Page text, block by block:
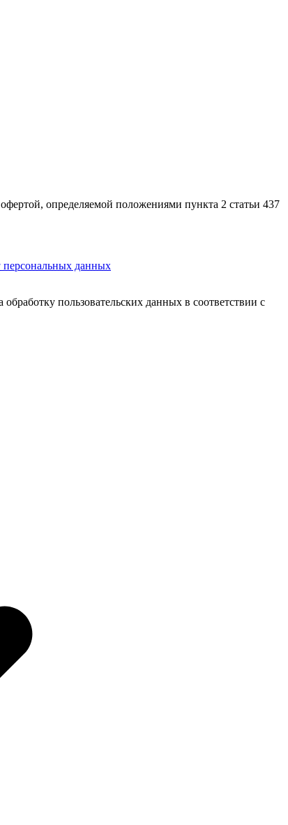
определяемой положениями пункта 2 статьи 437
персональных данных
пользовательских данных в соответствии с